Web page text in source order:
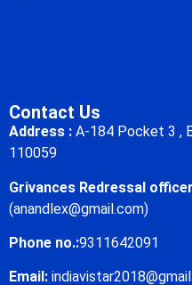
Contact Us
Address : A-184 Pocket 3 ,
110059
Grivances Redressal officer
(anandlex@gmail.com)
Phone no.:9311642091
Email: